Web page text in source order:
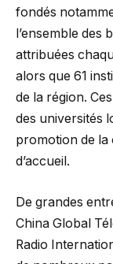
fondés
l’ensemble des
attribuées
alors que 61
de la région.
des universités
promotion de la
d’accueil.
De grandes
China Global
Radio